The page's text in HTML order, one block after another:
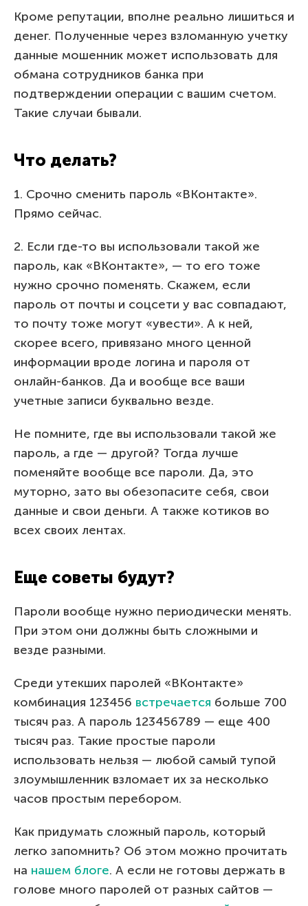
Кроме репутации, вполне реально лишиться и
денег. Полученные через взломанную учетку
данные мошенник может использовать для
обмана сотрудников банка при
подтверждении операции с вашим счетом.
Такие случаи бывали.
Что делать?
1. Срочно сменить пароль «ВКонтакте».
Прямо сейчас.
2. Если где-то вы использовали такой же
пароль, как «ВКонтакте», — то его тоже
нужно срочно поменять. Скажем, если
пароль от почты и соцсети у вас совпадают,
то почту тоже могут «увести». А к ней,
скорее всего, привязано много ценной
информации вроде логина и пароля от
онлайн-банков. Да и вообще все ваши
учетные записи буквально везде.
Не помните, где вы использовали такой же
пароль, а где — другой? Тогда лучше
поменяйте вообще все пароли. Да, это
муторно, зато вы обезопасите себя, свои
данные и свои деньги. А также котиков во
всех своих лентах.
Еще советы будут?
Пароли вообще нужно периодически менять.
При этом они должны быть сложными и
везде разными.
Среди утекших паролей «ВКонтакте»
комбинация 123456 встречается больше 700
тысяч раз. А пароль 123456789 — еще 400
тысяч раз. Такие простые пароли
использовать нельзя — любой самый тупой
злоумышленник взломает их за несколько
часов простым перебором.
Как придумать сложный пароль, который
легко запомнить? Об этом можно прочитать
на нашем блоге. А если не готовы держать в
голове много паролей от разных сайтов —